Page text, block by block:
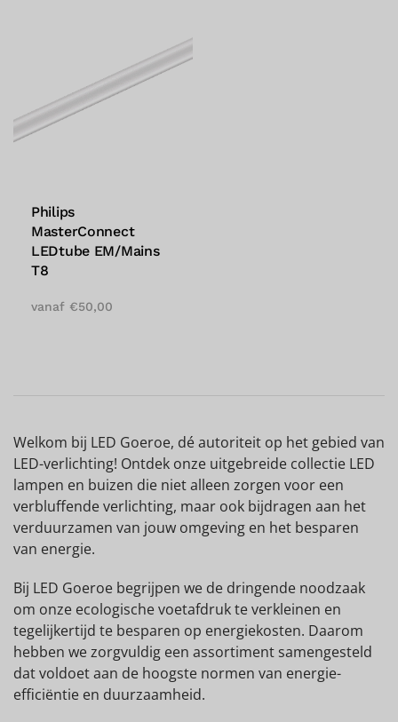
Philips
MasterConnect
LEDtube EM/Mains
T8
vanaf €50,00
Welkom bij LED Goeroe, dé autoriteit op het gebied van
LED-verlichting! Ontdek onze uitgebreide collectie LED
lampen en buizen die niet alleen zorgen voor een
verbluffende verlichting, maar ook bijdragen aan het
verduurzamen van jouw omgeving en het besparen
van energie.
Bij LED Goeroe begrijpen we de dringende noodzaak
om onze ecologische voetafdruk te verkleinen en
tegelijkertijd te besparen op energiekosten. Daarom
hebben we zorgvuldig een assortiment samengesteld
dat voldoet aan de hoogste normen van energie-
efficiëntie en duurzaamheid.